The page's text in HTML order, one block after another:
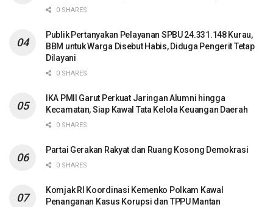
0 SHARES
Publik Pertanyakan Pelayanan SPBU 24.331.148 Kurau,
BBM untuk Warga Disebut Habis, Diduga Pengerit Tetap
Dilayani
0 SHARES
IKA PMII Garut Perkuat Jaringan Alumni hingga
Kecamatan, Siap Kawal Tata Kelola Keuangan Daerah
0 SHARES
Partai Gerakan Rakyat dan Ruang Kosong Demokrasi
0 SHARES
Komjak RI Koordinasi Kemenko Polkam Kawal
Penanganan Kasus Korupsi dan TPPU Mantan